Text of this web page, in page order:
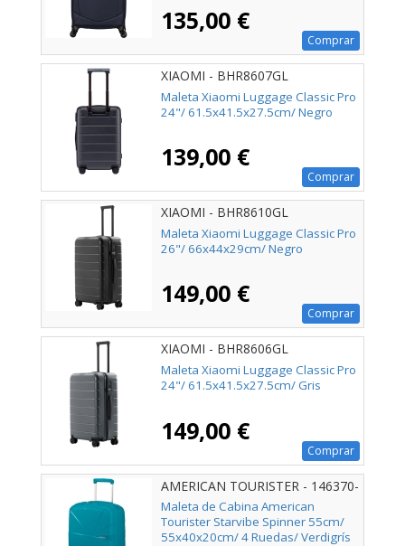
135,00 €
Comprar
XIAOMI - BHR8607GL
Maleta Xiaomi Luggage Classic Pro
24"/ 61.5x41.5x27.5cm/ Negro
139,00 €
Comprar
XIAOMI - BHR8610GL
Maleta Xiaomi Luggage Classic Pro
26"/ 66x44x29cm/ Negro
149,00 €
Comprar
XIAOMI - BHR8606GL
Maleta Xiaomi Luggage Classic Pro
24"/ 61.5x41.5x27.5cm/ Gris
149,00 €
Comprar
AMERICAN TOURISTER - 146370-
A029
Maleta de Cabina American
Tourister Starvibe Spinner 55cm/
55x40x20cm/ 4 Ruedas/ Verdigrís